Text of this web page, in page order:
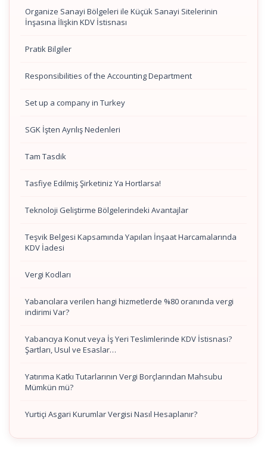
Organize Sanayi Bölgeleri ile Küçük Sanayi Sitelerinin
İnşasına İlişkin KDV İstisnası
Pratik Bilgiler
Responsibilities of the Accounting Department
Set up a company in Turkey
SGK İşten Ayrılış Nedenleri
Tam Tasdik
Tasfiye Edilmiş Şirketiniz Ya Hortlarsa!
Teknoloji Geliştirme Bölgelerindeki Avantajlar
Teşvik Belgesi Kapsamında Yapılan İnşaat Harcamalarında
KDV İadesi
Vergi Kodları
Yabancılara verilen hangi hizmetlerde %80 oranında vergi
indirimi Var?
Yabancıya Konut veya İş Yeri Teslimlerinde KDV İstisnası?
Şartları, Usul ve Esaslar…
Yatırıma Katkı Tutarlarının Vergi Borçlarından Mahsubu
Mümkün mü?
Yurtiçi Asgari Kurumlar Vergisi Nasıl Hesaplanır?